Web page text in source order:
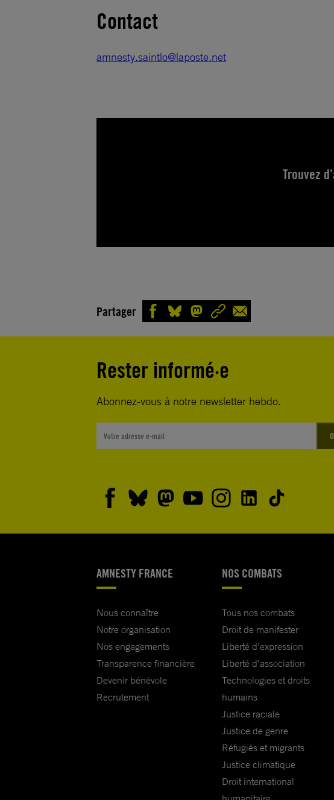
Contact
amnesty.saintlo@laposte.net
Trouvez
Partager
Rester informé·e
Abonnez-vous à notre newsletter hebdo.
AMNESTY FRANCE
Nous connaître
Notre organisation
Nos engagements
Transparence financière
Devenir bénévole
Recrutement
NOS COMBATS
Tous nos combats
Droit de manifester
Liberté d'expression
Liberté d'association
Technologies et droits
humains
Justice raciale
Justice de genre
Réfugiés et migrants
Justice climatique
Droit international